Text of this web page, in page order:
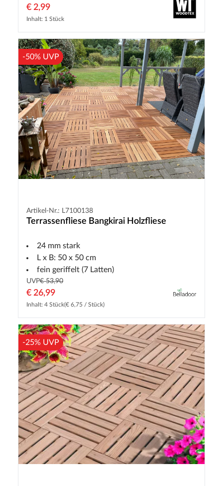
€ 2,99
Inhalt: 1 Stück
-50% UVP
Artikel-Nr.: L7100138
Terrassenfliese Bangkirai Holzfliese
24 mm stark
L x B: 50 x 50 cm
fein geriffelt (7 Latten)
UVP€ 53,90
€ 26,99
Inhalt: 4 Stück(€ 6,75 / Stück)
-25% UVP